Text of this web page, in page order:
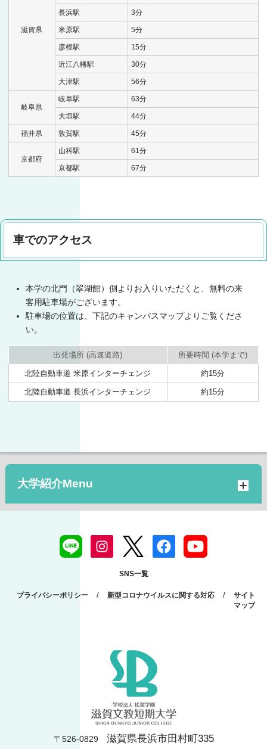
滋賀県
長浜駅 3分
米原駅 5分
彦根駅 15分
近江八幡駅 30分
大津駅 56分
岐阜県
岐阜駅 63分
大垣駅 44分
福井県 敦賀駅 45分
京都府
山科駅 61分
京都駅 67分
車でのアクセス
本学の北門（翠湖館）側よりお入りいただくと、無料の来
客用駐車場がございます。
駐車場の位置は、下記のキャンパスマップよりご覧くださ
い。
出発場所 (高速道路) 所要時間 (本学まで)
北陸自動車道 米原インターチェンジ 約15分
北陸自動車道 長浜インターチェンジ 約15分
大学紹介
SNS一覧
プライバシーポリシー / 新型コロナウイルスに関する対応 /
サイト
マップ
〒526-0829 滋賀県長浜市田村町335